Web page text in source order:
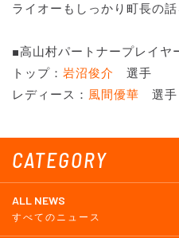
CATEGORY
ALL NEWS
すべてのニュース
ライオーもしっかり町長の話
■高山村パートナープレイヤ
トップ： 岩沼俊介
選手
レディース： 風間優華 選手